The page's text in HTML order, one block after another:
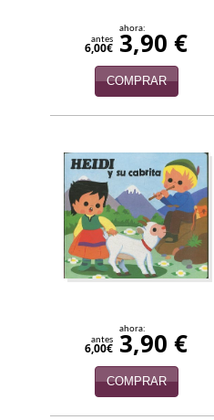
Segunda Guerra Mundial
Terrorismo
antes
6,00€
ahora:
3,90 €
COMPRAR
antes
6,00€
ahora:
3,90 €
COMPRAR